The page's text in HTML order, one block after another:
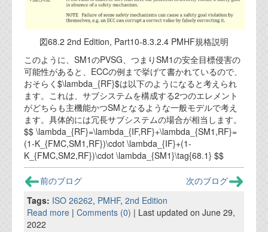
図68.2 2nd Edition, Part10-8.3.2.4 PMHF規格説明
このように、SM1のPVSG、つまりSM1の安全目標侵害の
可能性があると、ECCの例まで挙げて書かれているので、
おそらく$\lambda_{RF}$は以下のようになると考えられ
ます。これは、サブシステムを構成する2つのエレメント
がどちらも主機能かつSMとなるような一般モデルで考え
ます。具体的には冗長サブシステムの場合が相当します。
$$ \lambda_{RF}=\lambda_{IF,RF}+\lambda_{SM1,RF}=
(1-K_{FMC,SM1,RF})\cdot \lambda_{IF}+(1-
K_{FMC,SM2,RF})\cdot \lambda_{SM1}\tag{68.1} $$
前のブログ
次のブログ
Tags: ISO 26262, PMHF, 2nd Edition
Read more | Comments (0) | Last updated on June 29,
2022